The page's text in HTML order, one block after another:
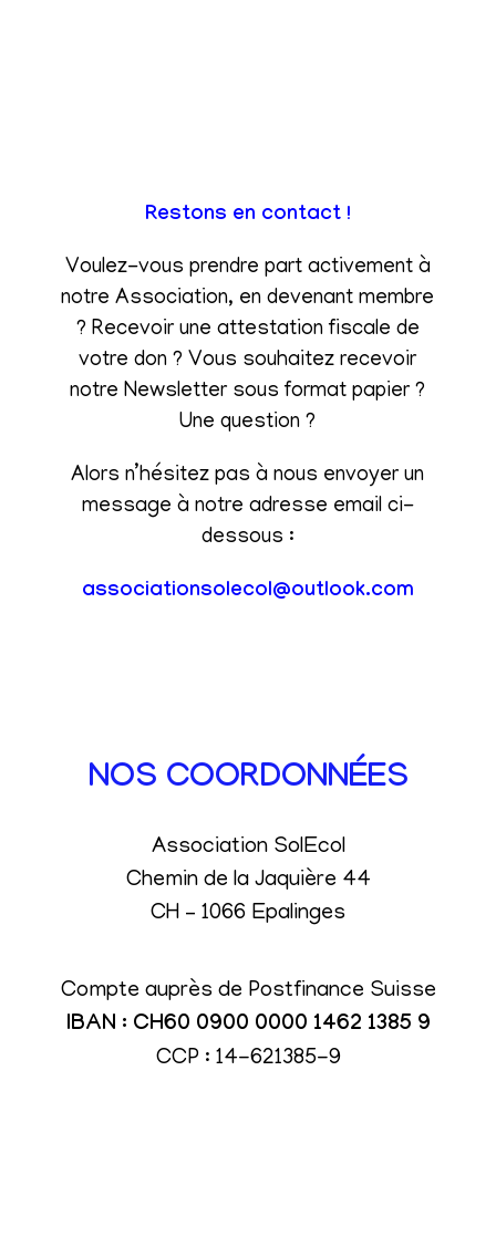
Restons en contact !
Voulez-vous prendre part activement à
notre Association, en devenant membre
? Recevoir une attestation fiscale de
votre don ? Vous souhaitez recevoir
notre Newsletter sous format papier ?
Une question ?
Alors n’hésitez pas à nous envoyer un
message à notre adresse email ci-
dessous :
associationsolecol@outlook.com
NOS COORDONNÉES
Association SolEcol
Chemin de la Jaquière 44
CH – 1066 Epalinges
Compte auprès de Postfinance Suisse
IBAN : CH60 0900 0000 1462 1385 9
CCP : 14-621385-9